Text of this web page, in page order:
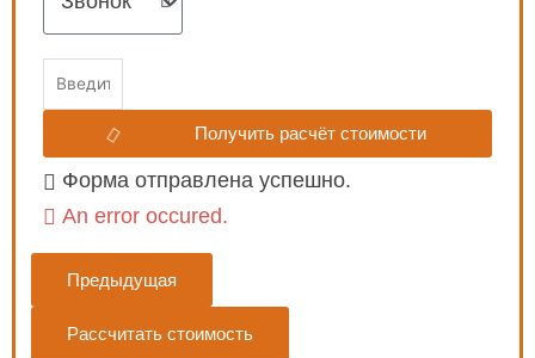
Получить расчёт стоимости
Форма отправлена успешно.
An error occured.
Предыдущая
Рассчитать стоимость